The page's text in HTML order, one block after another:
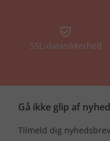
SSL-datasikkerhed
Gå ikke glip af
Tilmeld dig